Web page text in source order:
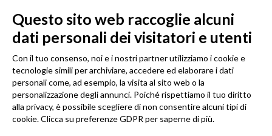
Iscrivi alla Newsletter
SEGUICI
Questo sito web raccoglie alcuni
dati personali dei visitatori e utenti
Con il tuo consenso, noi e i nostri partner utilizziamo i cookie e
tecnologie simili per archiviare, accedere ed elaborare i dati
personali come, ad esempio, la visita al sito web o la
personalizzazione degli annunci. Poiché rispettiamo il tuo diritto
alla privacy, è possibile scegliere di non consentire alcuni tipi di
cookie. Clicca su preferenze GDPR per saperne di più.